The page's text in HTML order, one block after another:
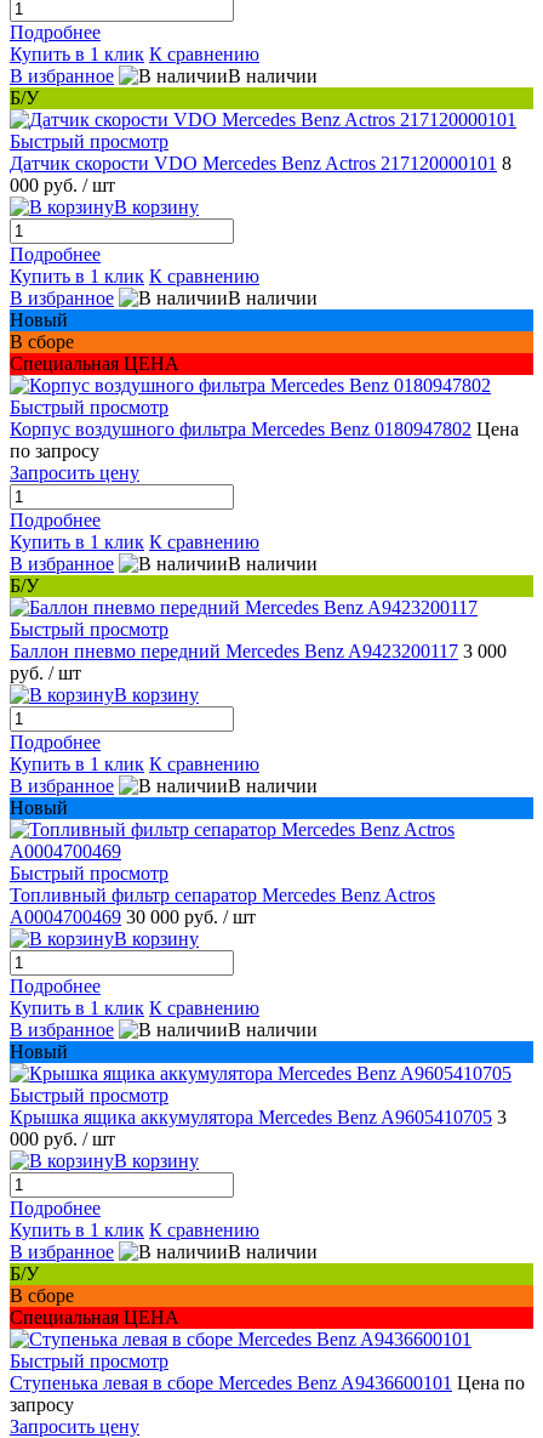
Подробнее
Купить в 1 клик К сравнению
В избранное
В наличии
Б/У
Быстрый просмотр
Датчик скорости VDO Mercedes Benz Actros 217120000101 8
000 руб. / шт
В корзину
Подробнее
Купить в 1 клик К сравнению
В избранное
В наличии
Новый
В сборе
Специальная ЦЕНА
Быстрый просмотр
Корпус воздушного фильтра Mercedes Benz 0180947802 Цена
по запросу
Запросить цену
Подробнее
Купить в 1 клик К сравнению
В избранное
В наличии
Б/У
Быстрый просмотр
Баллон пневмо передний Mercedes Benz A9423200117 3 000
руб. / шт
В корзину
Подробнее
Купить в 1 клик К сравнению
В избранное
В наличии
Новый
Быстрый просмотр
Топливный фильтр сепаратор Mercedes Benz Actros
A0004700469 30 000 руб. / шт
В корзину
Подробнее
Купить в 1 клик К сравнению
В избранное
В наличии
Новый
Быстрый просмотр
Крышка ящика аккумулятора Mercedes Benz A9605410705 3
000 руб. / шт
В корзину
Подробнее
Купить в 1 клик К сравнению
В избранное
В наличии
Б/У
В сборе
Специальная ЦЕНА
Быстрый просмотр
Ступенька левая в сборе Mercedes Benz A9436600101 Цена по
запросу
Запросить цену